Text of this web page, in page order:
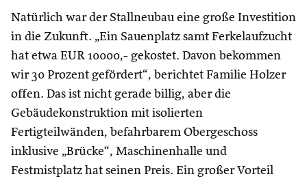
Natürlich war der Stallneubau eine große Investition
in die Zukunft. „Ein Sauenplatz samt Ferkelaufzucht
hat etwa EUR 10000,- gekostet. Davon bekommen
wir 30 Prozent gefördert“, berichtet Familie Holzer
offen. Das ist nicht gerade billig, aber die
Gebäudekonstruktion mit isolierten
Fertigteilwänden, befahrbarem Obergeschoss
inklusive „Brücke“, Maschinenhalle und
Festmistplatz hat seinen Preis. Ein großer Vorteil